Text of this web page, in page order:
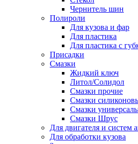
Чернитель шин
Полироли
Для кузова и фар
Для пластика
Для пластика с
Присадки
Смазки
Жидкий ключ
Литол/Солидол
Смазки прочие
Смазки
Смазки
Смазки Шрус
Для двигателя и систем
Для обработки кузова